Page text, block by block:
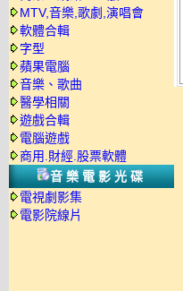
MTV,音樂,歌劇,演唱會
軟體合輯
字型
蘋果電腦
音樂、歌曲
醫學相關
遊戲合輯
電腦遊戲
商用.財經.股票軟體
音樂電影光碟
電視劇影集
電影院線片